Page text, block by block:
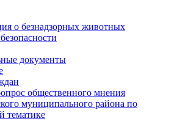
о безнадзорных животных
документы
общественного мнения
муниципального района по
тематике